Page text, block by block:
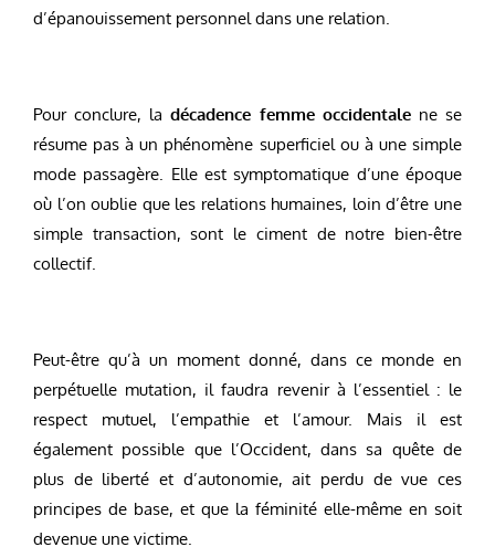
d’épanouissement personnel dans une relation.
Pour conclure, ladécadence femme occidentalene se
résume pas à un phénomène superficiel ou à une simple
mode passagère. Elle est symptomatique d’une époque
où l’on oublie que les relations humaines, loin d’être une
simple transaction, sont le ciment de notre bien-être
collectif.
Peut-être qu’à un moment donné, dans ce monde en
perpétuelle mutation, il faudra revenir à l’essentiel : le
respect mutuel, l’empathie et l’amour. Mais il est
également possible que l’Occident, dans sa quête de
plus de liberté et d’autonomie, ait perdu de vue ces
principes de base, et que la féminité elle-même en soit
devenue une victime.